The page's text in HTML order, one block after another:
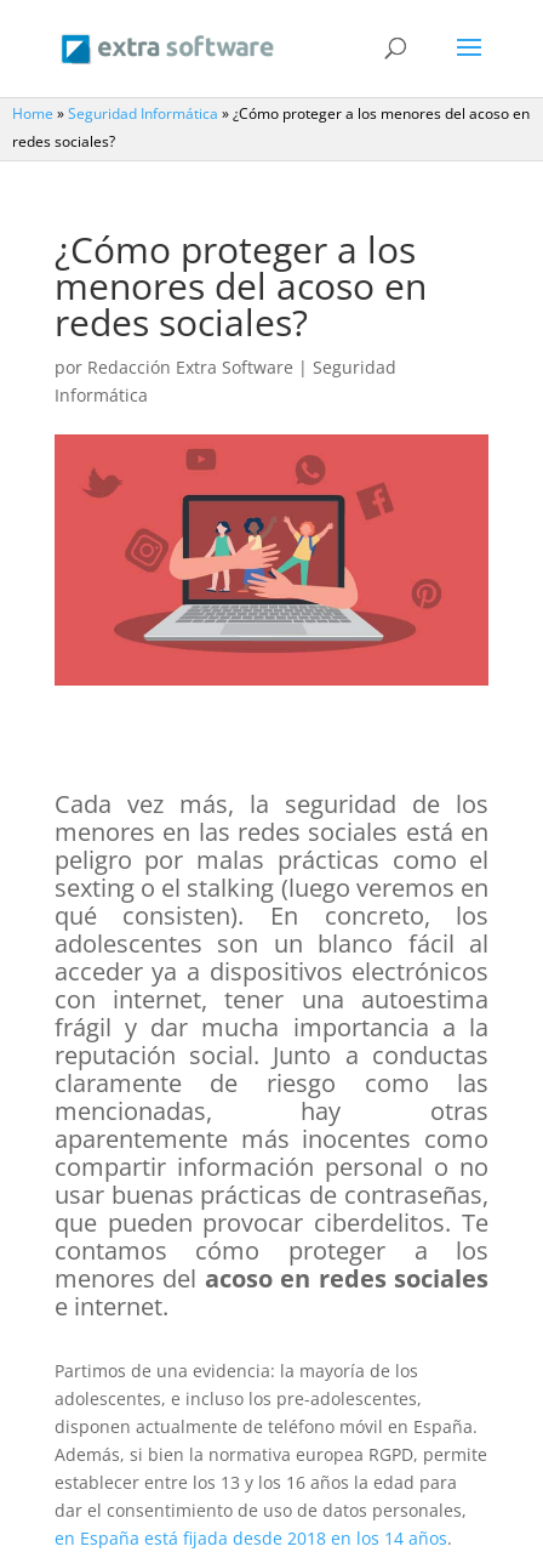
Home »Seguridad Informática » ¿Cómo proteger a los menores del acoso en
redes sociales?
¿Cómo proteger a los
menores del acoso en
redes sociales?
por Redacción Extra Software | Seguridad
Informática
Cada vez más, la seguridad de los
menores en las redes sociales está en
peligro por malas prácticas como el
sexting o el stalking (luego veremos en
qué consisten). En concreto, los
adolescentes son un blanco fácil al
acceder ya a dispositivos electrónicos
con internet, tener una autoestima
frágil y dar mucha importancia a la
reputación social. Junto a conductas
claramente de riesgo como las
mencionadas, hay otras
aparentemente más inocentes como
compartir información personal o no
usar buenas prácticas de contraseñas,
que pueden provocar ciberdelitos. Te
contamos cómo proteger a los
menores del acoso en redes sociales
e internet.
Partimos de una evidencia: la mayoría de los
adolescentes, e incluso los pre-adolescentes,
disponen actualmente de teléfono móvil en España.
Además, si bien la normativa europea RGPD, permite
establecer entre los 13 y los 16 años la edad para
dar el consentimiento de uso de datos personales,
en España está fijada desde 2018 en los 14 años.